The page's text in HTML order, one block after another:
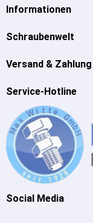
Informationen
Schraubenwelt
Versand & Zahlung
Service-Hotline
Social Media